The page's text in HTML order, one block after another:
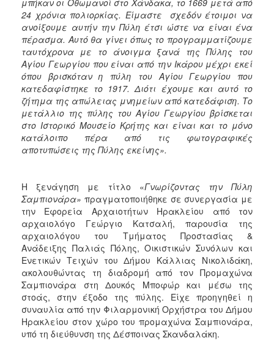
24 χρόνια πολιορκίας. Είμαστε σχεδόν έτοιμοι να
ανοίξουμε αυτήν την Πύλη έτσι ώστε να είναι ένα
πέρασμα. Αυτό θα γίνει όπως το προγραμματίζουμε
ταυτόχρονα με το άνοιγμα ξανά της Πύλης του
Αγίου Γεωργίου που είναι από την Ικάρου μέχρι εκεί
όπου βρισκόταν η πύλη του Αγίου Γεωργίου που
κατεδαφίστηκε το 1917. Διότι έχουμε και αυτό το
ζήτημα της απώλειας μνημείων από κατεδάφιση. Το
μετάλλιο της πύλης του Αγίου Γεωργίου βρίσκεται
στο Ιστορικό Μουσείο Κρήτης και είναι και το μόνο
κατάλοιπο πέρα από τις φωτογραφικές
αποτυπώσεις της Πύλης εκείνης».
Η ξενάγηση με τίτλο «Γνωρίζοντας την Πύλη
Σαμπιονάρα» πραγματοποιήθηκε σε συνεργασία με
την Εφορεία Αρχαιοτήτων Ηρακλείου από τον
αρχαιολόγο Γεώργιο Κατσαλή, παρουσία της
αρχαιολόγου του Τμήματος Προστασίας &
Ανάδειξης Παλιάς Πόλης, Οικιστικών Συνόλων και
Ενετικών Τειχών του Δήμου Κάλλιας Νικολιδάκη,
ακολουθώντας τη διαδρομή από τον Προμαχώνα
Σαμπιονάρα στη Δουκός Μποφώρ και μέσω της
στοάς, στην έξοδο της πύλης. Είχε προηγηθεί η
συναυλία από την Φιλαρμονική Ορχήστρα του Δήμου
Ηρακλείου στον χώρο του προμαχώνα Σαμπιονάρα,
υπό τη διεύθυνση της Δέσποινας Σκανδαλάκη.